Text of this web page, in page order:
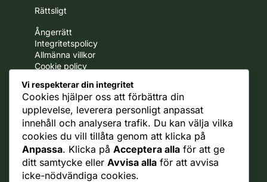
Rättsligt
Ångerrätt
Integritetspolicy
Allmänna villkor
Cookie policy
Business
B2B
Samarbete med oss
Fruktsnack
Om oss
Vi respekterar din integritet
Cookies hjälper oss att förbättra din
upplevelse, leverera personligt anpassat
innehåll och analysera trafik. Du kan välja vilka
cookies du vill tillåta genom att klicka på
Anpassa. Klicka på Acceptera alla för att ge
ditt samtycke eller Avvisa alla för att avvisa
icke-nödvändiga cookies.